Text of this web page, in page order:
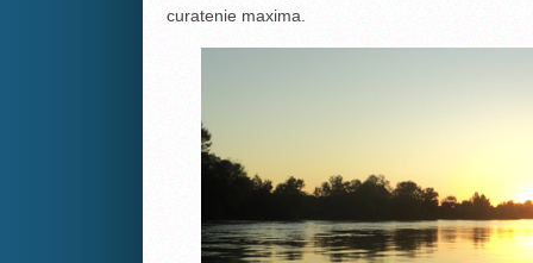
curatenie maxima.